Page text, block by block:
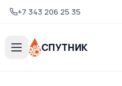
+7 343 206 25 35
СПУТНИК